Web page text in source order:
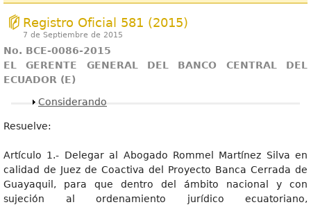
Registro Oficial 581 (2015)
7 de Septiembre de 2015
No. BCE-0086-2015
EL GERENTE GENERAL DEL BANCO CENTRAL DEL
ECUADOR (E)
Mostrar
Considerando
Resuelve:
Artículo 1.- Delegar al Abogado Rommel Martínez Silva en
calidad de Juez de Coactiva del Proyecto Banca Cerrada de
Guayaquil, para que dentro del ámbito nacional y con
sujeción al ordenamiento jurídico ecuatoriano,